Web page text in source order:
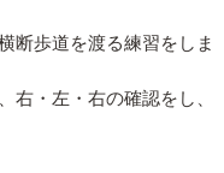
断歩道を渡る練習をしま
・左・右の確認をし、